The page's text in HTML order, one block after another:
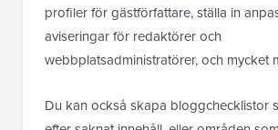
profiler för gästförfattare, ställa in
aviseringar för redaktörer och
webbplatsadministratörer, och mycket
Du kan också skapa bloggchecklistor